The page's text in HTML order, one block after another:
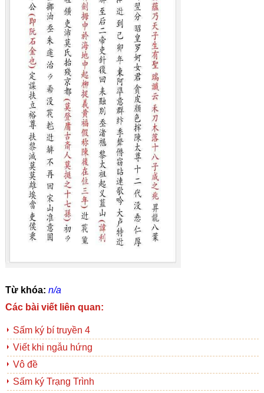
Từ khóa: n/a
Các bài viết liên quan:
Sấm ký bí truyền 4
Viết khi ngẫu hứng
Vô đề
Sấm ký Trạng Trình